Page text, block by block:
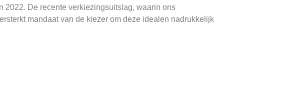
2022. De recente verkiezingsuitslag, waarin ons
mandaat van de kiezer om deze idealen nadrukkelijk